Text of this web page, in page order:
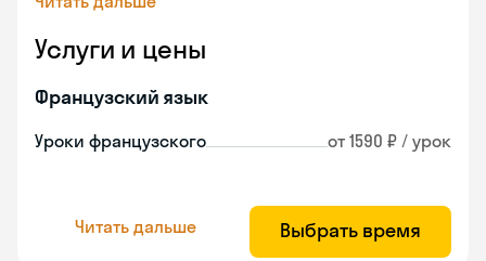
Услуги и цены
Французский язык
Уроки французского от 1590 ₽ / урок
Читать дальше Выбрать время